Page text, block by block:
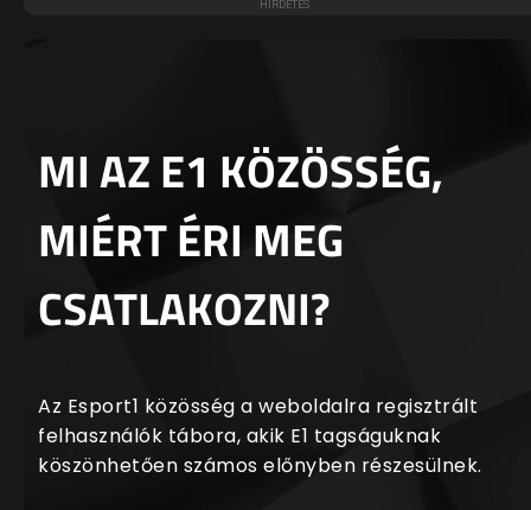
MI AZ E1 KÖZÖSSÉG,
MIÉRT ÉRI MEG
CSATLAKOZNI?
Az Esport1 közösség a weboldalra regisztrált
felhasználók tábora, akik E1 tagságuknak
köszönhetően számos előnyben részesülnek.